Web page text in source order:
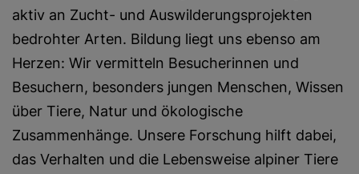
aktiv an Zucht- und Auswilderungsprojekten
bedrohter Arten. Bildung liegt uns ebenso am
Herzen: Wir vermitteln Besucherinnen und
Besuchern, besonders jungen Menschen, Wissen
über Tiere, Natur und ökologische
Zusammenhänge. Unsere Forschung hilft dabei,
das Verhalten und die Lebensweise alpiner Tiere